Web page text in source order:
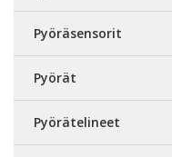
Pyöräsensorit
Pyörät
Pyörätelineet